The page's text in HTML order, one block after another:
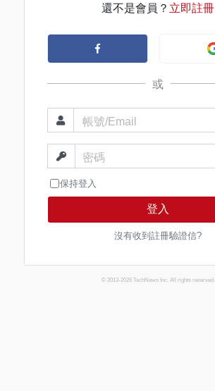
還不是會員？ 立即註冊
或
帳號/Email
密碼
保持登入
登入
沒有收到註冊驗證信?
© 2013-2026 TechNews Inc. All rights reserved.